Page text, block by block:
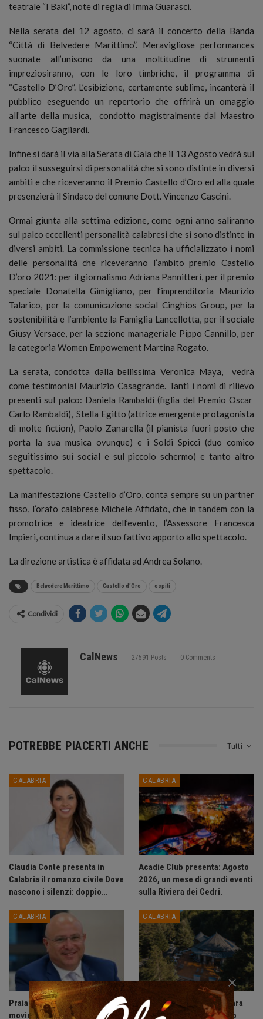
teatrale “I Baki”, note di regia di Imma Guarasci.
Nella serata del 12 agosto, ci sarà il concerto della Banda
“Città di Belvedere Marittimo”. Meravigliose performances
suonate all’unisono da una moltitudine di strumenti
impreziosiranno, con le loro timbriche, il programma di
“Castello D’Oro”. L’esibizione, certamente sublime, incanterà il
pubblico eseguendo un repertorio che offrirà un omaggio
all’arte della musica, condotto magistralmente dal Maestro
Francesco Gagliardi.
Infine si darà il via alla Serata di Gala che il 13 Agosto vedrà sul
palco il susseguirsi di personalità che si sono distinte in diversi
ambiti e che riceveranno il Premio Castello d’Oro ed alla quale
presenzierà il Sindaco del comune Dott. Vincenzo Cascini.
Ormai giunta alla settima edizione, come ogni anno saliranno
sul palco eccellenti personalità calabresi che si sono distinte in
diversi ambiti. La commissione tecnica ha ufficializzato i nomi
delle personalità che riceveranno l’ambito premio Castello
D’oro 2021: per il giornalismo Adriana Pannitteri, per il premio
speciale Donatella Gimigliano, per l’imprenditoria Maurizio
Talarico, per la comunicazione social Cinghios Group, per la
sostenibilità e l’ambiente la Famiglia Lancellotta, per il sociale
Giusy Versace, per la sezione manageriale Pippo Cannillo, per
la categoria Women Empowement Martina Rogato.
La serata, condotta dalla bellissima Veronica Maya, vedrà
come testimonial Maurizio Casagrande. Tanti i nomi di rilievo
presenti sul palco: Daniela Rambaldi (figlia del Premio Oscar
Carlo Rambaldi), Stella Egitto (attrice emergente protagonista
di molte fiction), Paolo Zanarella (il pianista fuori posto che
porta la sua musica ovunque) e i Soldi Spicci (duo comico
seguitissimo sui social e sul piccolo schermo) e tanto altro
spettacolo.
La manifestazione Castello d’Oro, conta sempre su un partner
fisso, l’orafo calabrese Michele Affidato, che in tandem con la
promotrice e ideatrice dell’evento, l’Assessore Francesca
Impieri, continua a dare il suo fattivo apporto allo spettacolo.
La direzione artistica è affidata ad Andrea Solano.
Belvedere Marittimo Castello d’Oro ospiti
Condividi
CalNews 27591 Posts 0 Comments
Tutti
POTREBBE PIACERTI ANCHE
CALABRIA
Claudia Conte presenta in
Calabria il romanzo civile Dove
nascono i silenzi: doppio…
CALABRIA
Acadie Club presenta: Agosto
2026, un mese di grandi eventi
sulla Riviera dei Cedri.
CALABRIA
Praia a Mare: ordinanza anti-
movida, vietate le uscite
CALABRIA
Dopo sedici anni La Pagliara
riaccende la Sila: riapre lo
×